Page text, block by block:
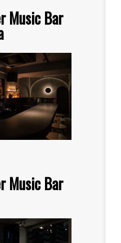
Music Bar
Music Bar